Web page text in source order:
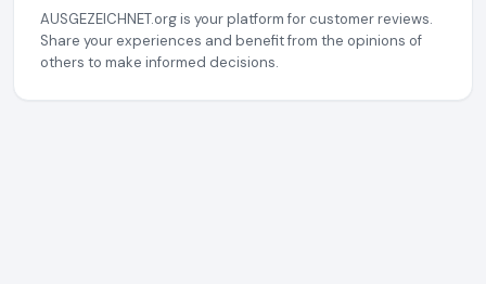
AUSGEZEICHNET.org is your platform for customer reviews.
Share your experiences and benefit from the opinions of
others to make informed decisions.